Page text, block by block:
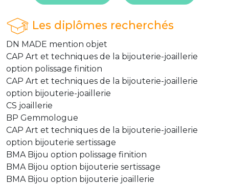
Les diplômes recherchés
DN MADE mention objet
CAP Art et techniques de la bijouterie-joaillerie
option polissage finition
CAP Art et techniques de la bijouterie-joaillerie
option bijouterie-joaillerie
CS joaillerie
BP Gemmologue
CAP Art et techniques de la bijouterie-joaillerie
option bijouterie sertissage
BMA Bijou option polissage finition
BMA Bijou option bijouterie sertissage
BMA Bijou option bijouterie joaillerie